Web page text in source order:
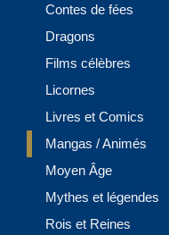
Contes de fées
Dragons
Films célèbres
Licornes
Livres et Comics
Mangas / Animés
Moyen Âge
Mythes et légendes
Rois et Reines